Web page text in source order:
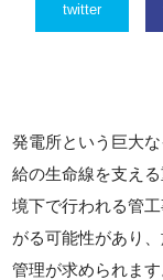
twitter
発電所という巨大
給の生命線を支え
境下で行われる管
がる可能性があり
管理が求められま